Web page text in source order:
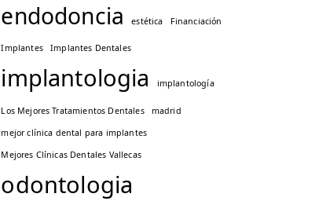
endodoncia estética Financiación
Implantes Implantes Dentales
implantologia implantología
Los Mejores Tratamientos Dentales
madrid
mejor clínica dental para implantes
Mejores Clínicas Dentales Vallecas
odontologia